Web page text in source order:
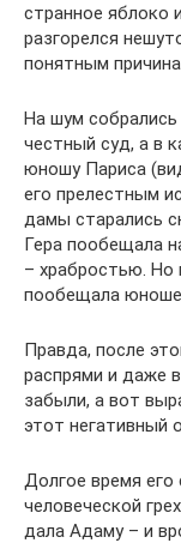
странное яблоко
разгорелся
понятным
На шум собрались
честный суд, а в
юношу Париса
его прелестным
дамы старались
Гера пообещала
– храбростью. Но
пообещала юноше
Правда, после
распрями и даже
забыли, а вот
этот негативный
Долгое время его
человеческой
дала Адаму – и